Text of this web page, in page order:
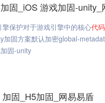
固_iOS 游戏加固-unity_
保护对于游戏引擎中的核心代码
固方案默认加密global-
固-unity
固_H5加固_网易易盾